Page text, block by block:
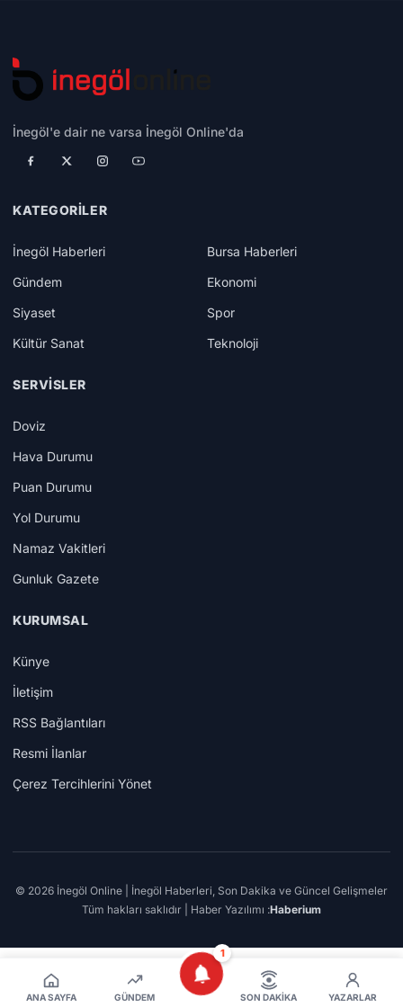
ANA SAYFA GÜNDEM
1
SON DAKIKA YAZARLAR
İnegöl'e dair ne varsa İnegöl Online'da
KATEGORILER
İnegöl Haberleri
Bursa Haberleri
Gündem
Ekonomi
Siyaset
Spor
Kültür Sanat
Teknoloji
SERVISLER
Doviz
Hava Durumu
Puan Durumu
Yol Durumu
Namaz Vakitleri
Gunluk Gazete
KURUMSAL
Künye
İletişim
RSS Bağlantıları
Resmi İlanlar
Çerez Tercihlerini Yönet
© 2026 İnegöl Online | İnegöl Haberleri, Son Dakika ve Güncel Gelişmeler
Tüm hakları saklıdır | Haber Yazılımı :Haberium